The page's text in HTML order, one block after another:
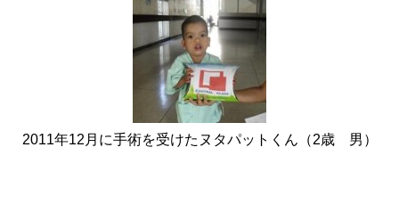
2011年12月に手術を受けたヌタパットくん（2歳 男）